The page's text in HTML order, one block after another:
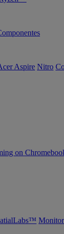
Aspire Nitro
on